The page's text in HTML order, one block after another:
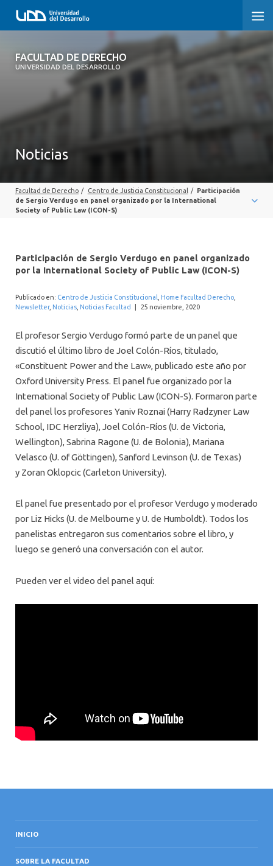
FACULTAD DE DERECHO
UNIVERSIDAD DEL DESARROLLO
FACULTAD DE DERECHO
SOBRE LA FACULTAD
PROFESORES
INTERNACIONAL
Noticias
Facultad de Derecho / Centro de Justicia Constitucional / Participación
de Sergio Verdugo en panel organizado por la International
Society of Public Law (ICON-S)
Participación de Sergio Verdugo en panel organizado
por la International Society of Public Law (ICON-S)
Publicado en: Centro de Justicia Constitucional Home Facultad Derecho
Newsletter, Noticias Noticias Facultad 25 noviembre, 2020
El profesor Sergio Verdugo formó parte de un panel que
discutió el último libro de Joel Colón-Ríos, titulado,
«Constituent Power and the Law», publicado este año por
Oxford University Press. El panel fue organizado por la
International Society of Public Law (ICON-S). Formaron parte
del panel los profesores Yaniv Roznai (Harry Radzyner Law
School, IDC Herzliya), Joel Colón-Ríos (U. de Victoria,
Wellington), Sabrina Ragone (U. de Bolonia), Mariana
Velasco (U. of Göttingen), Sanford Levinson (U. de Texas)
y Zoran Oklopcic (Carleton University).
El panel fue presentado por el profesor Verdugo y moderado
por Liz Hicks (U. de Melbourne y U. de Humboldt). Todos los
panelistas entregaron sus comentarios sobre el libro, y
luego se generó una conversación con el autor.
Pueden ver el video del panel aquí:
INICIO
SOBRE LA FACULTAD